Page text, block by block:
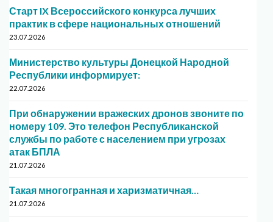
Старт IX Всероссийского конкурса лучших
практик в сфере национальных отношений
23.07.2026
Министерство культуры Донецкой Народной
Республики информирует:
22.07.2026
При обнаружении вражеских дронов звоните по
номеру 109. Это телефон Республиканской
службы по работе с населением при угрозах
атак БПЛА
21.07.2026
Такая многогранная и харизматичная…
21.07.2026